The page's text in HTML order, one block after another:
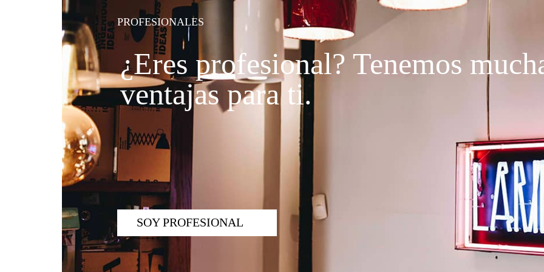
PROFESIONALES
¿Eres profesional? Tenemos
ventajas para ti.
SOY PROFESIONAL